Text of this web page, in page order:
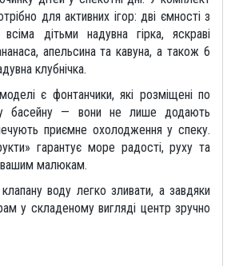
для активних ігор: дві ємності з
дітьми надувна гірка, яскраві
апельсина та кавуна, а також 6
клубнічка.
є фонтанчики, які розміщені по
басейну — вони не лише додають
приємне охолодження у спеку.
гарантує море радості, руху та
вашим малюкам.
воду легко зливати, а завдяки
у складеному вигляді центр зручно